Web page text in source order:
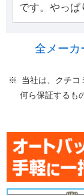
です。やっぱ
全メーカ
※ 当社は、クチコ
何ら保証するも